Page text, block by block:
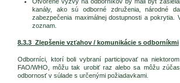
kanály, ako sú odborné združenia, národné
zabezpečenia maximálnej dostupnosti a pokrytia.
zoznam.
8.3.3 Zlepšenie vzťahov / komunikácie s odborníkmi
Odborníci, ktorí boli vybraní participovať na
FAO/WHO, môžu tak urobiť raz alebo sa môžu
odbornosť v súlade s určenými požiadavkami.